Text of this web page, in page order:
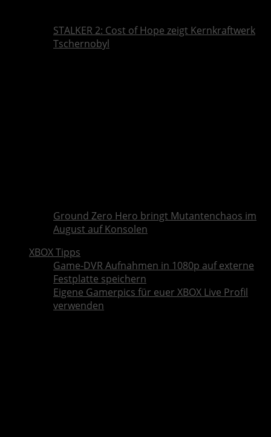
STALKER 2: Cost of Hope zeigt Kernkraftwerk
Tschernobyl
Ground Zero Hero bringt Mutantenchaos im
August auf Konsolen
XBOX Tipps
Game-DVR Aufnahmen in 1080p auf externe
Festplatte speichern
Eigene Gamerpics für euer XBOX Live Profil
verwenden